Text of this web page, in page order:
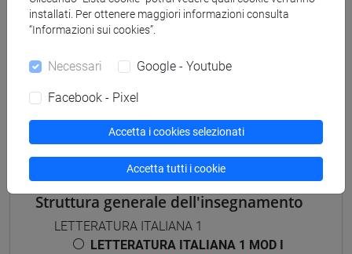
Mutua da
Struttura generale dell'insegnamento
LETTERATURA ITALIANA 1
LETTERATURA ITALIANA 1 MOD I
installati. Per ottenere maggiori informazioni consulta
“Informazioni sui cookies”.
Necessari Google - Youtube
Facebook - Pixel
Accetta i cookies selezionati
Accetta tutti i cookie